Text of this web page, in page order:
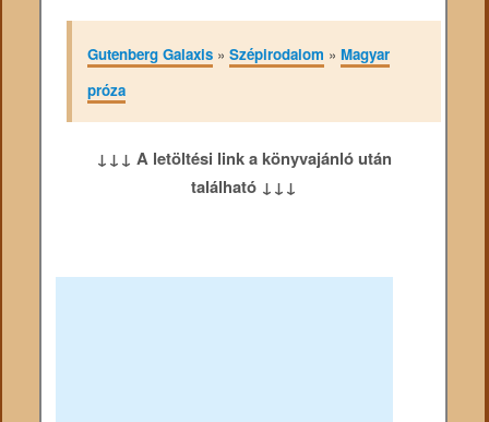
Gutenberg Galaxis» Szépirodalom » Magyar
próza
↓↓↓ A letöltési link a könyvajánló után
található ↓↓↓